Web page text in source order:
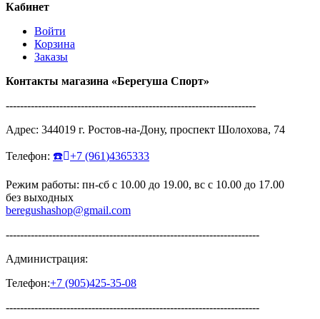
Кабинет
Войти
Корзина
Заказы
Контакты магазина «Берегуша Спорт»
----------------------------------------------------------------------
Адрес: 344019 г. Ростов-на-Дону, проспект Шолохова, 74
Телефон: ☎️ +7 (961)4365333
Режим работы: пн-сб с 10.00 до 19.00, вс с 10.00 до 17.00
без выходных
beregushashop@gmail.com
-----------------------------------------------------------------------
Администрация:
Телефон:+7 (905)425-35-08
-----------------------------------------------------------------------